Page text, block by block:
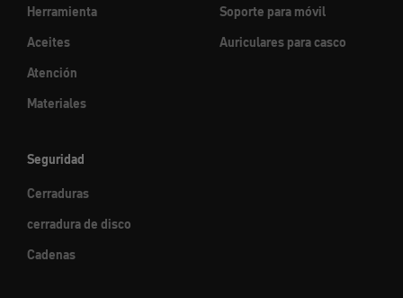
Herramienta
Aceites
Atención
Materiales
Soporte para móvil
Auriculares para casco
Seguridad
Cerraduras
cerradura de disco
Cadenas